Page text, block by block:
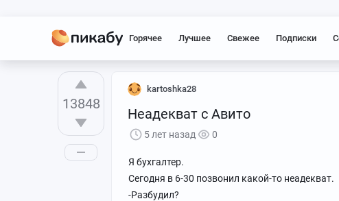
Горячее Лучшее Свежее Подписки
13848
kartoshka28
Неадекват с Авито
5 лет назад 0
Я бухгалтер.
Сегодня в 6-30 позвонил какой-то неадекват.
-Разбудил?